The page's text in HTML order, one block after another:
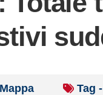
Tag